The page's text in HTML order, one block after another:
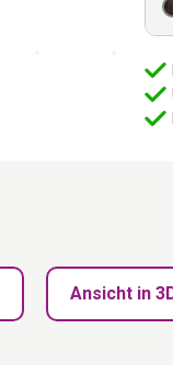
Ansicht in